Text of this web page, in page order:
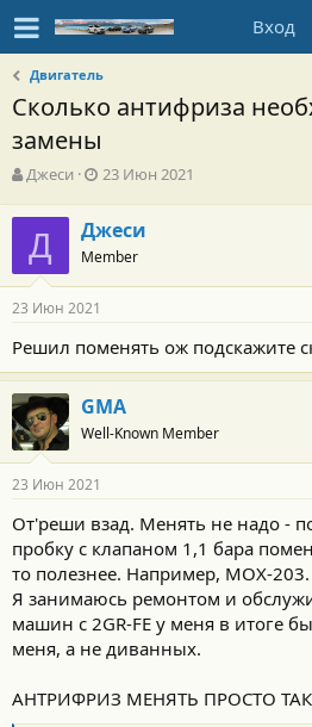
Вход
Двигатель
Сколько антифриза
замены
А
т
о
р
т
е
м
ы
Джеси
Д
а
н
а
л
23 Июн 2021
Д Джеси
Member
23 Июн 2021
Решил поменять ож подскажите
GMA
Well-Known Member
23 Июн 2021
От'реши взад. Менять не надо -
пробку с клапаном 1,1 бара
то полезнее. Например, MOX-203.
Я занимаюсь ремонтом и
машин с 2GR-FE у меня в итоге
меня, а не диванных.
АНТРИФРИЗ МЕНЯТЬ ПРОСТО